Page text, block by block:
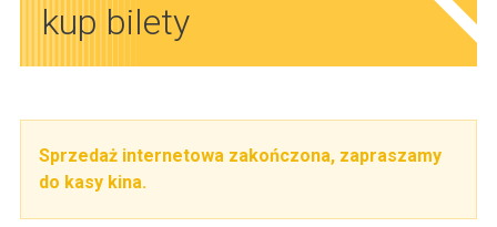
kup bilety
Sprzedaż internetowa zakończona, zapraszamy
do kasy kina.